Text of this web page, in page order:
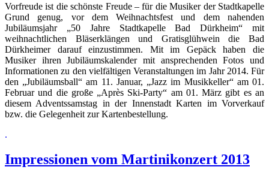
Vorfreude ist die schönste Freude – für die Musiker der Stadtkapelle
Grund genug, vor dem Weihnachtsfest und dem nahenden
Jubiläumsjahr „50 Jahre Stadtkapelle Bad Dürkheim“ mit
weihnachtlichen Bläserklängen und Gratisglühwein die Bad
Dürkheimer darauf einzustimmen. Mit im Gepäck haben die
Musiker ihren Jubiläumskalender mit ansprechenden Fotos und
Informationen zu den vielfältigen Veranstaltungen im Jahr 2014. Für
den „Jubiläumsball“ am 11. Januar, „Jazz im Musikkeller“ am 01.
Februar und die große „Après Ski-Party“ am 01. März gibt es an
diesem Adventssamstag in der Innenstadt Karten im Vorverkauf
bzw. die Gelegenheit zur Kartenbestellung.
.
Impressionen vom Martinikonzert 2013